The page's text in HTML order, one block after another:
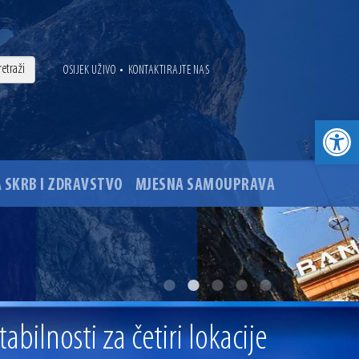
OSIJEK UŽIVO • KONTAKTIRAJTE NAS
SKRB I ZDRAVSTVO MJESNA SAMOUPRAVA
glavnog osječkog Trga Ante Starčevića
za četiri lokacije